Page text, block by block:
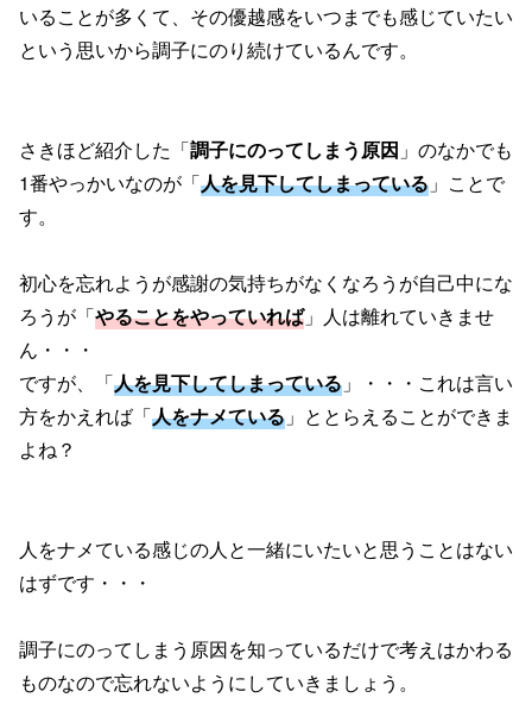
いることが多くて、その優越感をいつまでも感じていたい
という思いから調子にのり続けているんです。
さきほど紹介した「調子にのってしまう原因 」のなかでも
1番やっかいなのが「人を見下してしまっている 」ことで
す。
初心を忘れようが感謝の気持ちがなくなろうが自己中にな
ろうが「やることをやっていれば」人は離れていきませ
ん・・・
ですが、「人を見下してしまっている 」・・・これは言い
方をかえれば「人をナメている 」ととらえることができま
よね？
人をナメている感じの人と一緒にいたいと思うことはない
はずです・・・
調子にのってしまう原因を知っているだけで考えはかわる
ものなので忘れないようにしていきましょう。